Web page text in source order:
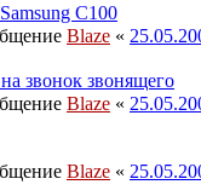
C100
Blaze «
звонок звонящего
Blaze «
Blaze «